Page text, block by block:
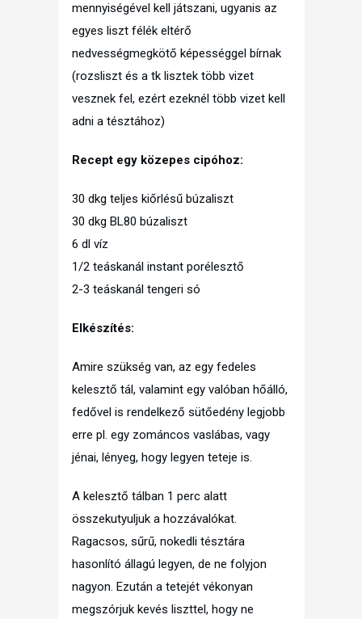
mennyiségével kell játszani, ugyanis az
egyes liszt félék eltérő
nedvességmegkötő képességgel bírnak
(rozsliszt és a tk lisztek több vizet
vesznek fel, ezért ezeknél több vizet kell
adni a tésztához)
Recept egy közepes cipóhoz:
30 dkg teljes kiőrlésű búzaliszt
30 dkg BL80 búzaliszt
6 dl víz
1/2 teáskanál instant porélesztő
2-3 teáskanál tengeri só
Elkészítés:
Amire szükség van, az egy fedeles
kelesztő tál, valamint egy valóban hőálló,
fedővel is rendelkező sütőedény legjobb
erre pl. egy zománcos vaslábas, vagy
jénai, lényeg, hogy legyen teteje is.
A kelesztő tálban 1 perc alatt
összekutyuljuk a hozzávalókat.
Ragacsos, sűrű, nokedli tésztára
hasonlító állagú legyen, de ne folyjon
nagyon. Ezután a tetejét vékonyan
megszórjuk kevés liszttel, hogy ne